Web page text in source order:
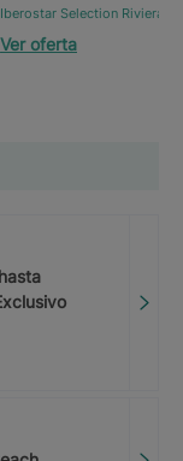
Iberostar Selection Riviera
Ver oferta